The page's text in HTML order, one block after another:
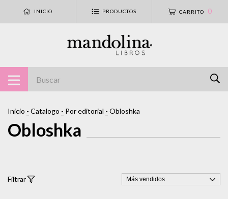
INICIO PRODUCTOS CARRITO 0
Inicio - Catalogo - Por editorial - Obloshka
Obloshka
Filtrar